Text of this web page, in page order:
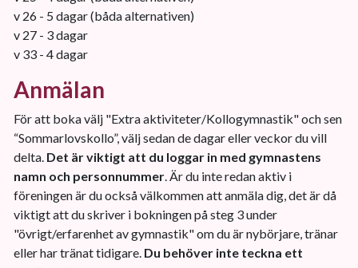
v 26 - 5 dagar (båda alternativen)
v 27 - 3 dagar
v 33 - 4 dagar
Anmälan
För att boka välj "Extra aktiviteter/Kollogymnastik" och sen
“Sommarlovskollo”, välj sedan de dagar eller veckor du vill
delta. Det är viktigt att du loggar in med gymnastens
namn och personnummer . Är du inte redan aktiv i
föreningen är du också välkommen att anmäla dig, det är då
viktigt att du skriver i bokningen på steg 3 under
"övrigt/erfarenhet av gymnastik" om du är nybörjare, tränar
eller har tränat tidigare. Du behöver inte teckna ett